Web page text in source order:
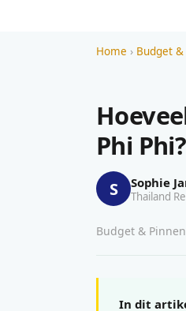
Home › Budget &
Phi
S Sophie
Thailand
Budget &
In dit